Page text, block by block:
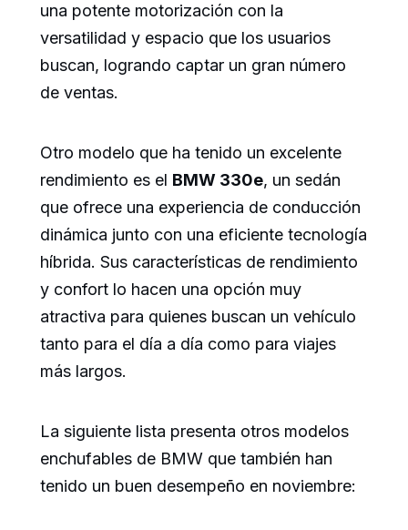
una potente motorización con la
versatilidad y espacio que los usuarios
buscan, logrando captar un gran número
de ventas.
Otro modelo que ha tenido un excelente
rendimiento es el BMW 330e, un sedán
que ofrece una experiencia de conducción
dinámica junto con una eficiente tecnología
híbrida. Sus características de rendimiento
y confort lo hacen una opción muy
atractiva para quienes buscan un vehículo
tanto para el día a día como para viajes
más largos.
La siguiente lista presenta otros modelos
enchufables de BMW que también han
tenido un buen desempeño en noviembre: